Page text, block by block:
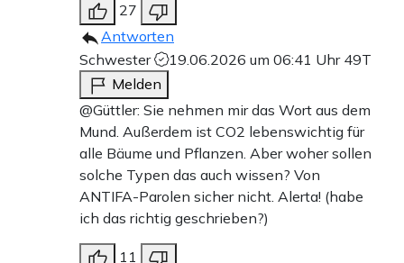
27
Antworten
Schwester
19.06.2026 um 06:41 Uhr 49T
Melden
@Güttler: Sie nehmen mir das Wort aus dem
Mund. Außerdem ist CO2 lebenswichtig für
alle Bäume und Pflanzen. Aber woher sollen
solche Typen das auch wissen? Von
ANTIFA-Parolen sicher nicht. Alerta! (habe
ich das richtig geschrieben?)
11